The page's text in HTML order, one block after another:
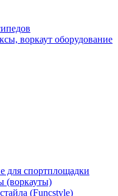
воркаут оборудование
для спортплощадки
(воркауты)
(Funcstyle)